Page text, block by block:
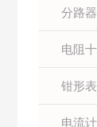
分路器
电阻
钳形
电流计